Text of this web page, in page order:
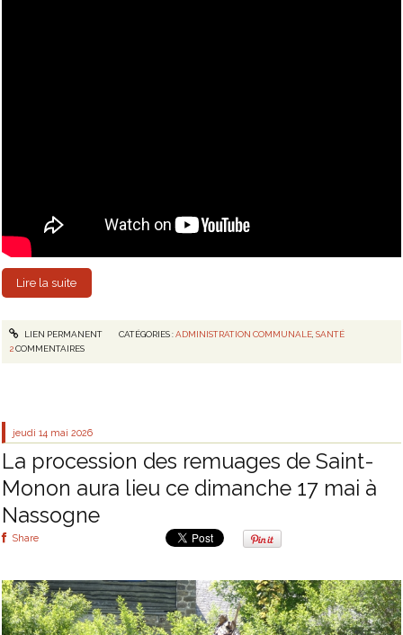
Lire la suite
LIEN PERMANENT CATÉGORIES :ADMINISTRATION COMMUNALE, SANTÉ
2COMMENTAIRES
jeudi 14 mai 2026
La procession des remuages de Saint-
Monon aura lieu ce dimanche 17 mai à
Nassogne
Share